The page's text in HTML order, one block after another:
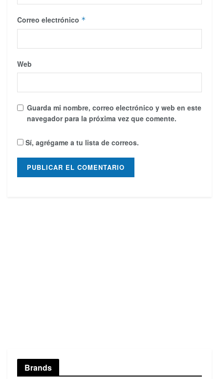
Correo electrónico *
Web
Guarda mi nombre, correo electrónico y web en este
navegador para la próxima vez que comente.
Sí, agrégame a tu lista de correos.
Brands